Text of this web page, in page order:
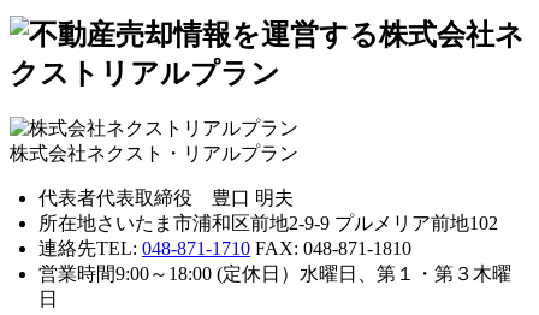
株式会社ネクスト・リアルプラン
代表者代表取締役 豊口 明夫
所在地さいたま市浦和区前地2-9-9 プルメリア前地102
連絡先TEL: 048-871-1710 FAX: 048-871-1810
営業時間9:00～18:00 (定休日）水曜日、第１・第３木曜
日